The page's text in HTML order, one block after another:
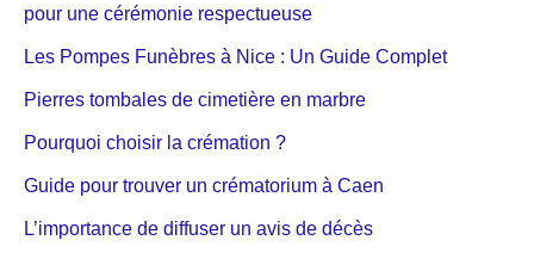
pour une cérémonie respectueuse
Les Pompes Funèbres à Nice : Un Guide Complet
Pierres tombales de cimetière en marbre
Pourquoi choisir la crémation ?
Guide pour trouver un crématorium à Caen
L’importance de diffuser un avis de décès